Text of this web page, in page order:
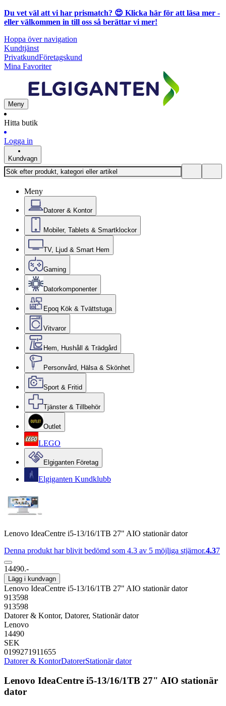
Du vet väl att vi har prismatch? 😍 Klicka här för att läsa mer -
eller välkommen in till oss så berättar vi mer!
Hoppa över navigation
Kundtjänst
PrivatkundFöretagskund
Mina Favoriter
Meny
Hitta butik
Logga in
Kundvagn
Meny
Datorer & Kontor
Mobiler, Tablets & Smartklockor
TV, Ljud & Smart Hem
Gaming
Datorkomponenter
Epoq Kök & Tvättstuga
Vitvaror
Hem, Hushåll & Trädgård
Personvård, Hälsa & Skönhet
Sport & Fritid
Tjänster & Tillbehör
Outlet
LEGO
Elgiganten Företag
Elgiganten Kundklubb
Lenovo IdeaCentre i5-13/16/1TB 27" AIO stationär dator
Denna produkt har blivit bedömd som 4.3 av 5 möjliga stjärnor.4.37
14490.-
Lägg i kundvagn
Lenovo IdeaCentre i5-13/16/1TB 27" AIO stationär dator
913598
913598
Datorer & Kontor, Datorer, Stationär dator
Lenovo
14490
SEK
0199271911655
Datorer & KontorDatorerStationär dator
Lenovo IdeaCentre i5-13/16/1TB 27" AIO stationär
dator